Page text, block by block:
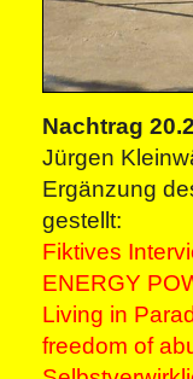
Nachtrag
Jürgen
Ergänzung
gestellt:
Fiktives
ENERGY
Living in
freedom of